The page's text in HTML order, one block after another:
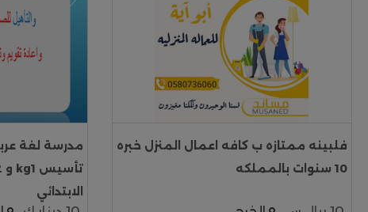
فلبينه ممتازه ب كافه اعمال المنزل خبره
10 سنوات بالمملكه
الابتدائي